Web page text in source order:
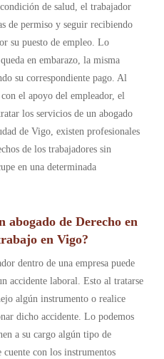
de salud, el trabajador
de permiso y seguir recibiendo
su puesto de empleo. Lo
en embarazo, la misma
su correspondiente pago. Al
el apoyo del empleador, el
los servicios de un abogado
de Vigo, existen profesionales
de los trabajadores sin
en una determinada
abogado de Derecho en
en Vigo?
dentro de una empresa puede
accidente laboral. Esto al tratarse
algún instrumento o realice
dicho accidente. Lo podemos
a su cargo algún tipo de
con los instrumentos